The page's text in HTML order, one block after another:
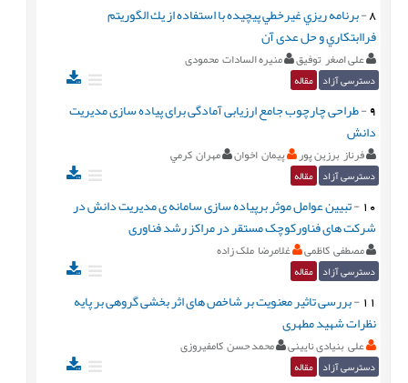
8
-برنامه ريزي غيرخطي پيچيده با استفاده از يك الگوريتم
فراابتكاري و حل عدی آن
علی اصغر توفیق منیره السادات محمودی
دسترسی آزاد مقاله
9
-طراحی چارچوب جامع ارزیابی آمادگی برای پیاده سازی مدیریت
دانش
فرناز برزین پور پيمان اخوان مهران کرمي
دسترسی آزاد مقاله
10
-تبیین عوامل موثر برپیاده سازی سامانه ی مدیریت دانش در
شرکت های فناورکوچک مستقر در مراکز رشد فناوری
مصطفی کاظمی غلامرضا ملک زاده
دسترسی آزاد مقاله
11
-بررسی تاثیر معنویت بر شاخص های اثر بخشی گروهی بر پایه
نظرات شهید مطهری
علی بنیادی نایینی محمد حسن کامفیروزی
دسترسی آزاد مقاله